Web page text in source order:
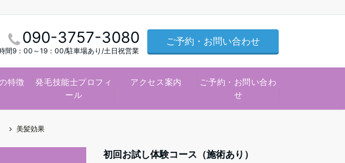
090-3757-3080
間9：00～19：00/駐車場あり/土日祝営業
ご予約・お問い合わせ
特徴
発毛技能士プロフィ
ール
アクセス案内
ご予約・お問い合わ
せ
美髪効果
初回お試し体験コース（施術あり）